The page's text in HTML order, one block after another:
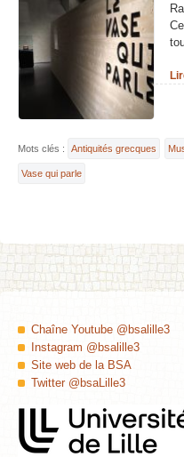
Mots clés : Antiquités grecques
Vase qui parle
Chaîne Youtube @bsalille3
Instagram @bsalille3
Site web de la BSA
Twitter @bsaLille3